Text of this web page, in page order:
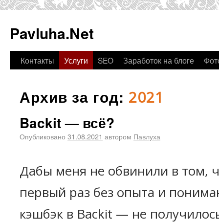
Pavluha.Net
Контакты Услуги SEO Заработок на блоге
Архив за год: 2021
Backit — всё?
Опубликовано 31.08.2021 автором Павлуха
Дабы меня не обвинили в том,
первый раз без опыта и
кэшбэк в Backit — не